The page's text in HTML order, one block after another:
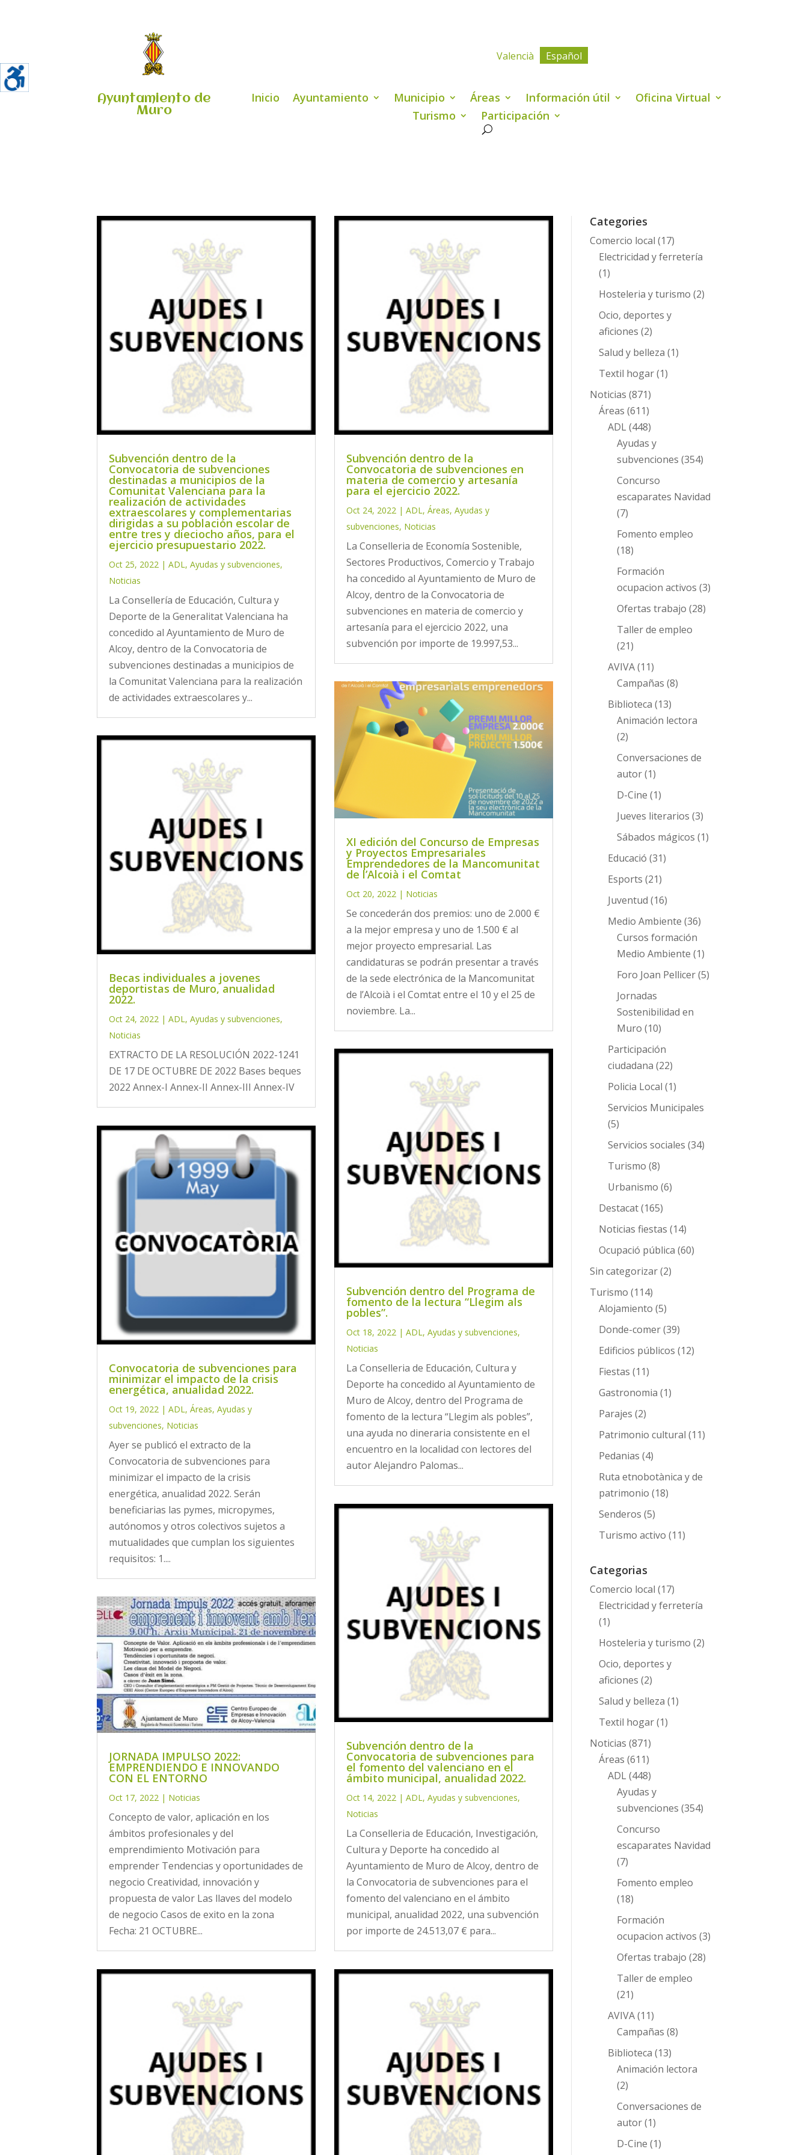
Ayuntamiento de
Muro
Valencià Español
Inicio Ayuntamiento Municipio Áreas Información útil
Oficina Virtual
Turismo
Participación
Subvención dentro de la
Convocatoria de subvenciones
destinadas a municipios de la
Comunitat Valenciana para la
realización de actividades
extraescolares y complementarias
dirigidas a su población escolar de
entre tres y dieciocho años, para el
ejercicio presupuestario 2022.
Oct 25, 2022 |ADL,Ayudas y subvenciones,
Noticias
La Consellería de Educación, Cultura y
Deporte de la Generalitat Valenciana ha
concedido al Ayuntamiento de Muro de
Alcoy, dentro de la Convocatoria de
subvenciones destinadas a municipios de
la Comunitat Valenciana para la realización
de actividades extraescolares y...
Becas individuales a jovenes
deportistas de Muro, anualidad
2022.
Oct 24, 2022 |ADL,Ayudas y subvenciones,
Noticias
EXTRACTO DE LA RESOLUCIÓN 2022-1241
DE 17 DE OCTUBRE DE 2022 Bases beques
2022 Annex-I Annex-II Annex-III Annex-IV
Convocatoria de subvenciones para
minimizar el impacto de la crisis
energética, anualidad 2022.
Oct 19, 2022 |ADL ,Áreas,Ayudas y
subvenciones, Noticias
Ayer se publicó el extracto de la
Convocatoria de subvenciones para
minimizar el impacto de la crisis
energética, anualidad 2022. Serán
beneficiarias las pymes, micropymes,
autónomos y otros colectivos sujetos a
mutualidades que cumplan los siguientes
requisitos: 1....
JORNADA IMPULSO 2022:
EMPRENDIENDO E INNOVANDO
CON EL ENTORNO
Oct 17, 2022 | Noticias
Concepto de valor, aplicación en los
ámbitos profesionales y del
emprendimiento Motivación para
emprender Tendencias y oportunidades de
negocio Creatividad, innovación y
propuesta de valor Las llaves del modelo
de negocio Casos de exito en la zona
Fecha: 21 OCTUBRE...
Subvención dentro de la
Convocatoria de subvenciones en
materia de comercio y artesanía
para el ejercicio 2022.
Oct 24, 2022| ADL, Áreas, Ayudas y
subvenciones, Noticias
La Conselleria de Economía Sostenible,
Sectores Productivos, Comercio y Trabajo
ha concedido al Ayuntamiento de Muro de
Alcoy, dentro de la Convocatoria de
subvenciones en materia de comercio y
artesanía para el ejercicio 2022, una
subvención por importe de 19.997,53...
XI edición del Concurso de Empresas
y Proyectos Empresariales
Emprendedores de la Mancomunitat
de l’Alcoià i el Comtat
Oct 20, 2022| Noticias
Se concederán dos premios: uno de 2.000 €
a la mejor empresa y uno de 1.500 € al
mejor proyecto empresarial. Las
candidaturas se podrán presentar a través
de la sede electrónica de la Mancomunitat
de l’Alcoià i el Comtat entre el 10 y el 25 de
noviembre. La...
Subvención dentro del Programa de
fomento de la lectura “Llegim als
pobles”.
Oct 18, 2022| ADL, Ayudas y subvenciones,
Noticias
La Conselleria de Educación, Cultura y
Deporte ha concedido al Ayuntamiento de
Muro de Alcoy, dentro del Programa de
fomento de la lectura “Llegim als pobles”,
una ayuda no dineraria consistente en el
encuentro en la localidad con lectores del
autor Alejandro Palomas...
Subvención dentro de la
Convocatoria de subvenciones para
el fomento del valenciano en el
ámbito municipal, anualidad 2022.
Oct 14, 2022| ADL, Ayudas y subvenciones,
Noticias
La Conselleria de Educación, Investigación,
Cultura y Deporte ha concedido al
Ayuntamiento de Muro de Alcoy, dentro de
la Convocatoria de subvenciones para el
fomento del valenciano en el ámbito
municipal, anualidad 2022, una subvención
por importe de 24.513,07 € para...
Categories
Comercio local (17)
Electricidad y ferretería
(1)
Hosteleria y turismo (2)
Ocio, deportes y
aficiones (2)
Salud y belleza (1)
Textil hogar(1)
Noticias (871)
Áreas (611)
ADL(448)
Ayudas y
subvenciones (354)
Concurso
escaparates Navidad
(7)
Fomento empleo
(18)
Formación
ocupacion activos (3)
Ofertas trabajo (28)
Taller de empleo
(21)
AVIVA(11)
Campañas (8)
Biblioteca (13)
Animación lectora
(2)
Conversaciones de
autor(1)
D-Cine (1)
Jueves literarios (3)
Sábados mágicos (1)
Educació (31)
Esports (21)
Juventud (16)
Medio Ambiente (36)
Cursos formación
Medio Ambiente (1)
Foro Joan Pellicer(5)
Jornadas
Sostenibilidad en
Muro (10)
Participación
ciudadana (22)
Policia Local (1)
Servicios Municipales
(5)
Servicios sociales (34)
Turismo (8)
Urbanismo (6)
Destacat(165)
Noticias fiestas (14)
Ocupació pública (60)
Sin categorizar(2)
Turismo (114)
Alojamiento (5)
Donde-comer(39)
Edificios públicos (12)
Fiestas (11)
Gastronomia (1)
Parajes (2)
Patrimonio cultural (11)
Pedanias (4)
Ruta etnobotànica y de
patrimonio (18)
Senderos (5)
Turismo activo (11)
Categorias
Comercio local (17)
Electricidad y ferretería
(1)
Hosteleria y turismo (2)
Ocio, deportes y
aficiones (2)
Salud y belleza (1)
Textil hogar(1)
Noticias (871)
Áreas (611)
ADL(448)
Ayudas y
subvenciones (354)
Concurso
escaparates Navidad
(7)
Fomento empleo
(18)
Formación
ocupacion activos (3)
Ofertas trabajo (28)
Taller de empleo
(21)
AVIVA(11)
Campañas (8)
Biblioteca (13)
Animación lectora
(2)
Conversaciones de
autor(1)
D-Cine (1)